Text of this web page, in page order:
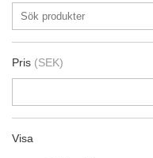
Pris (SEK)
Visa